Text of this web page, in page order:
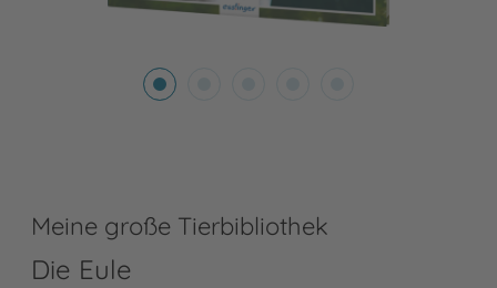
Meine große Tierbibliothek
Die Eule